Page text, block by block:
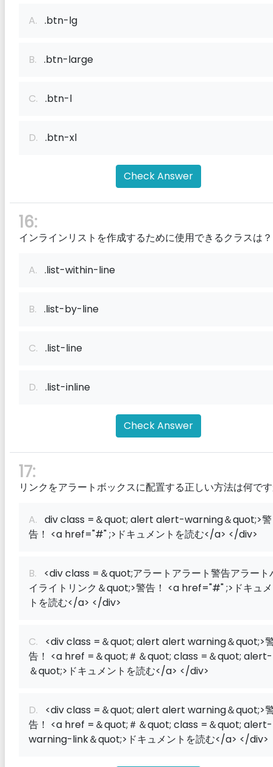
A. .btn-lg
B. .btn-large
C. .btn-l
D. .btn-xl
Check Answer
16:
インラインリストを作成するために使用できるクラスは？
A. .list-within-line
B. .list-by-line
C. .list-line
D. .list-inline
Check Answer
17:
リンクをアラートボックスに配置する正しい方法は何で
A. div class =＆quot; alert alert-warning＆quot;>警
告！ <a href="#" ;>ドキュメントを読む</a> </div>
B. <div class =＆quot;アラートアラート警告アラート
イライトリンク＆quot;>警告！ <a href="#" ;>ドキュ
トを読む</a> </div>
C. <div class =＆quot; alert alert warning＆quot;>
告！ <a href =＆quot;＃＆quot; class =＆quot;
＆quot;>ドキュメントを読む</a> </div>
D. <div class =＆quot; alert alert warning＆quot;>
告！ <a href =＆quot;＃＆quot; class =＆quot; alert-
warning-link＆quot;>ドキュメントを読む</a> </div>